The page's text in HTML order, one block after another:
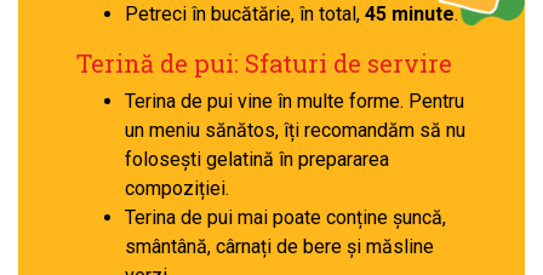
Petreci în bucătărie, în total, 45 minute.
Terină de pui: Sfaturi de servire
Terina de pui vine în multe forme. Pentru
un meniu sănătos, îți recomandăm să nu
folosești gelatină în prepararea
compoziției.
Terina de pui mai poate conține șuncă,
smântână, cârnați de bere și măsline